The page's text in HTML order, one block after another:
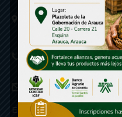
Calle 20 - Carrera 21
Código postal 810001
Linea de Servicio a la
Linea Anticorrupción:
correspondencia:
Enlaces